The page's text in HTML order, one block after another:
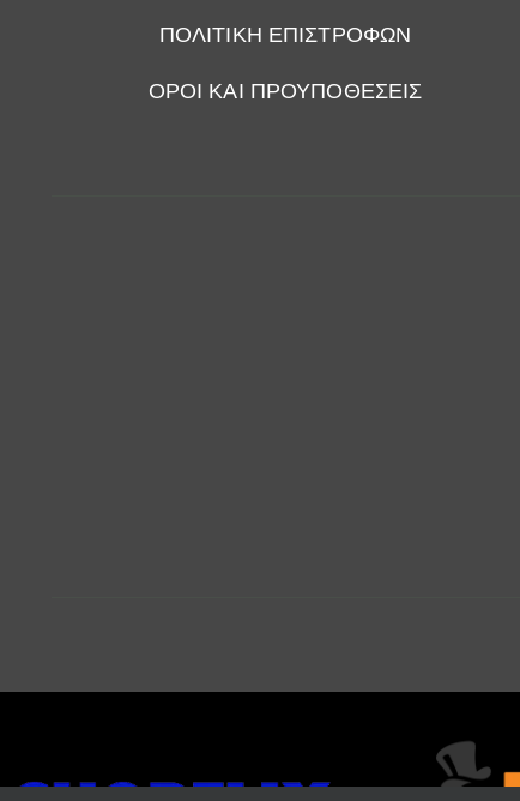
ΠΟΛΙΤΙΚΗ ΕΠΙΣΤΡΟΦΩΝ
ΟΡΟΙ ΚΑΙ ΠΡΟΥΠΟΘΕΣΕΙΣ